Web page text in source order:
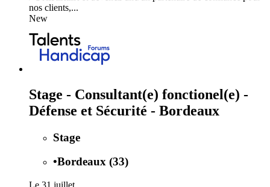
nos clients,...
New
Stage - Consultant(e) fonctionel(e) -
Défense et Sécurité - Bordeaux
Stage
•Bordeaux (33)
Le 31 juillet